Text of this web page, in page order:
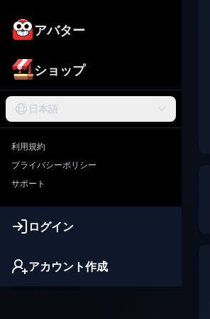
アバター
ショップ
日本語
利用規約
プライバシーポリシー
サポート
ログイン
アカウント作成